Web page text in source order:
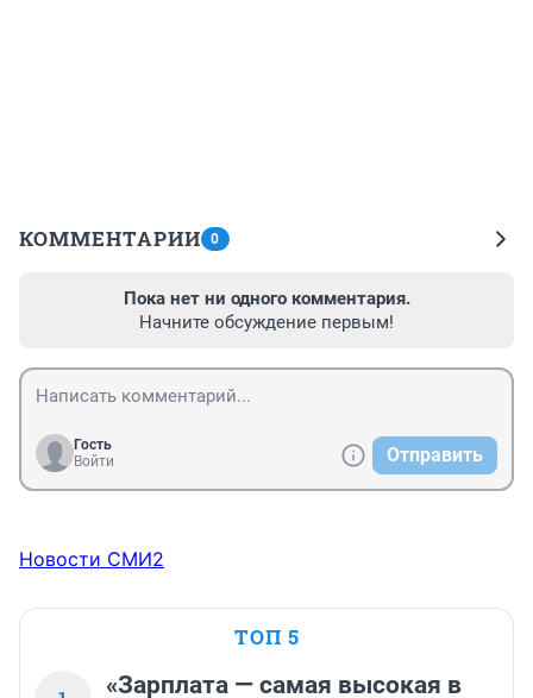
КОММЕНТАРИИ 0
Пока нет ни одного комментария.
Начните обсуждение первым!
Гость
Войти
Отправить
Новости СМИ2
ТОП 5
«Зарплата — самая высокая в